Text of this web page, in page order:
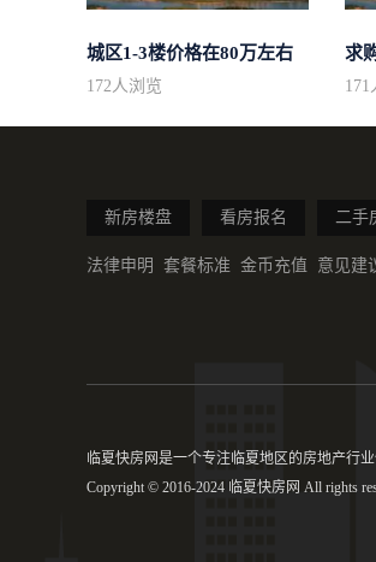
城区1-3楼价格在80万左右
172人浏览 171
新房楼盘 看房报名 二手
法律申明 套餐标准 金币充值 意见建
临夏快房网是一个专注临夏地区的房地产行
Copyright © 2016-2024 临夏快房网 All rights